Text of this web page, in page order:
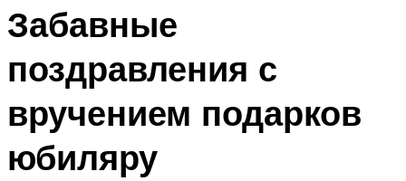
Забавные
поздравления с
вручением подарков
юбиляру